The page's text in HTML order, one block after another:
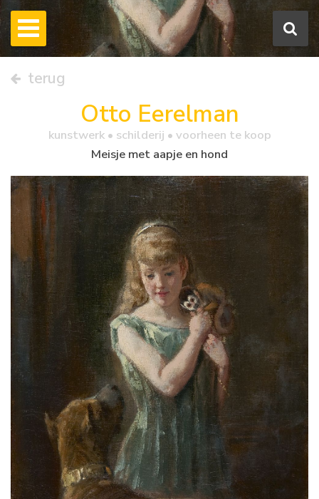
terug
Otto Eerelman
kunstwerk • schilderij • voorheen te koop
Meisje met aapje en hond